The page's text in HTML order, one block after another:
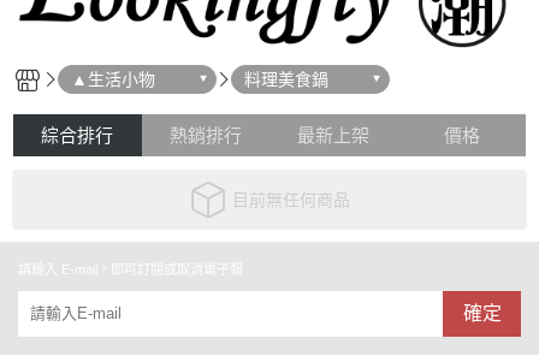
▲生活小物 料理美食鍋
綜合排行 熱銷排行 最新上架 價格
目前無任何商品
請輸入 E-mail，即可訂閱或取消電子報
確定